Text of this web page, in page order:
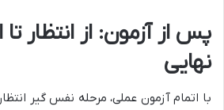
پس از آزمون: از انتظار تا
نهایی
با اتمام آزمون عملی، مرحله نفس گیر